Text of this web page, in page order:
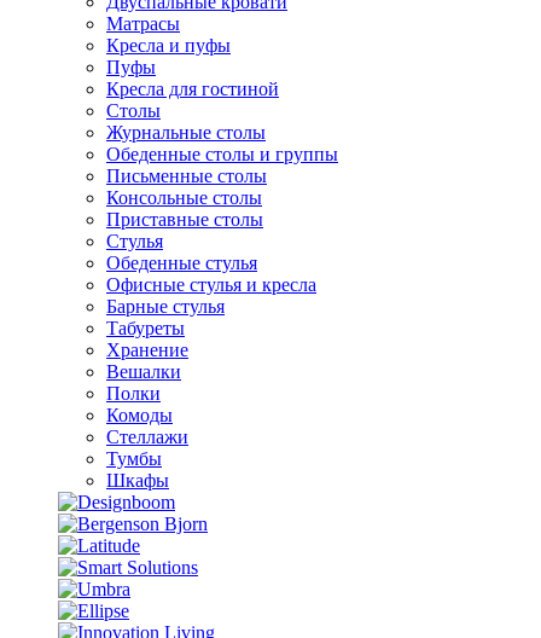
Матрасы
Кресла и пуфы
Пуфы
Кресла для гостиной
Столы
Журнальные столы
Обеденные столы и группы
Письменные столы
Консольные столы
Приставные столы
Стулья
Обеденные стулья
Офисные стулья и кресла
Барные стулья
Табуреты
Хранение
Вешалки
Полки
Комоды
Стеллажи
Тумбы
Шкафы